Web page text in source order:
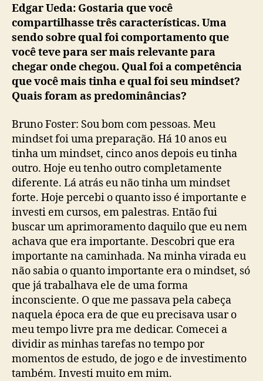
Edgar Ueda: Gostaria que você
compartilhasse três características. Uma
sendo sobre qual foi comportamento que
você teve para ser mais relevante para
chegar onde chegou. Qual foi a competência
que você mais tinha e qual foi seu mindset?
Quais foram as predominâncias?
Bruno Foster: Sou bom com pessoas. Meu
mindset foi uma preparação. Há 10 anos eu
tinha um mindset, cinco anos depois eu tinha
outro. Hoje eu tenho outro completamente
diferente. Lá atrás eu não tinha um mindset
forte. Hoje percebi o quanto isso é importante e
investi em cursos, em palestras. Então fui
buscar um aprimoramento daquilo que eu nem
achava que era importante. Descobri que era
importante na caminhada. Na minha virada eu
não sabia o quanto importante era o mindset, só
que já trabalhava ele de uma forma
inconsciente. O que me passava pela cabeça
naquela época era de que eu precisava usar o
meu tempo livre pra me dedicar. Comecei a
dividir as minhas tarefas no tempo por
momentos de estudo, de jogo e de investimento
também. Investi muito em mim.